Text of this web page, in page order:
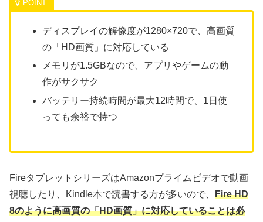
ディスプレイの解像度が1280×720で、高画質
の「HD画質」に対応している
メモリが1.5GBなので、アプリやゲームの動
作がサクサク
バッテリー持続時間が最大12時間で、1日使
っても余裕で持つ
FireタブレットシリーズはAmazonプライムビデオで動画
視聴したり、Kindle本で読書する方が多いので、 Fire HD
8のように高画質の「HD画質」に対応していることは必